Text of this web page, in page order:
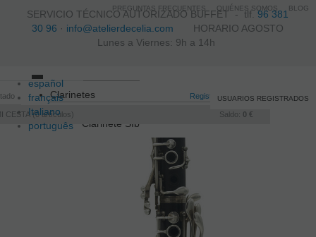
SERVICIO TÉCNICO AUTORIZADO BUFFET -tlf.96 381
30 96 · info@atelierdecelia.com HORARIO AGOSTO
Lunes a Viernes: 9h a 14h
español
français
Italiano
português
Registro /Iniciar sesión
CESTA 0artículos Saldo: 0 €
USUARIOS REGISTRADOS
Toggle
navigation
Clarinetes
Clarinete SIb
PREGUNTAS FRECUENTES QUIÉNES SOMOS BLOG